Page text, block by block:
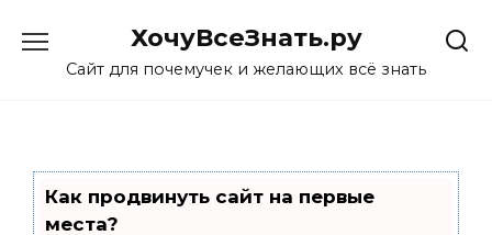
content
ХочуВсеЗнать.ру
Сайт для почемучек и желающих всё знать
Как продвинуть сайт на первые
места?